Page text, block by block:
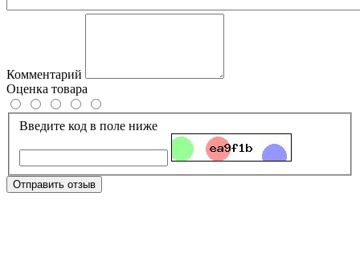
Комментарий
Оценка товара
Введите код в поле ниже
Отправить отзыв